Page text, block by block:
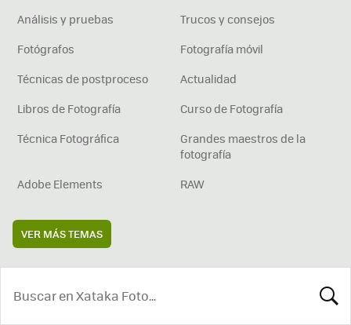
Análisis y pruebas
Trucos y consejos
Fotógrafos
Fotografía móvil
Técnicas de postproceso
Actualidad
Libros de Fotografía
Curso de Fotografía
Técnica Fotográfica
Grandes maestros de la
fotografía
Adobe Elements
RAW
VER MÁS TEMAS